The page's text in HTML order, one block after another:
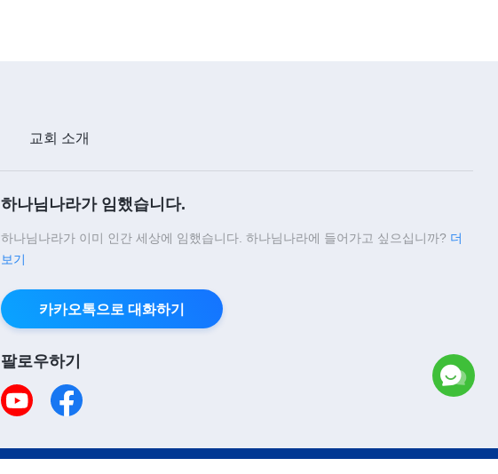
교회 소개
하나님나라가 임했습니다.
하나님나라가 이미 인간 세상에 임했습니다. 하나님나라에 들어가고 싶으십니까? 더
보기
카카오톡으로 대화하기
팔로우하기